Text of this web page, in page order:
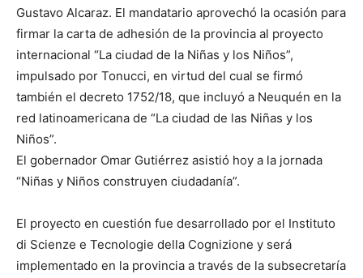
Gustavo Alcaraz. El mandatario aprovechó la ocasión para
firmar la carta de adhesión de la provincia al proyecto
internacional “La ciudad de la Niñas y los Niños”,
impulsado por Tonucci, en virtud del cual se firmó
también el decreto 1752/18, que incluyó a Neuquén en la
red latinoamericana de “La ciudad de las Niñas y los
Niños”.
El gobernador Omar Gutiérrez asistió hoy a la jornada
“Niñas y Niños construyen ciudadanía”.
El proyecto en cuestión fue desarrollado por el Instituto
di Scienze e Tecnologie della Cognizione y será
implementado en la provincia a través de la subsecretaría